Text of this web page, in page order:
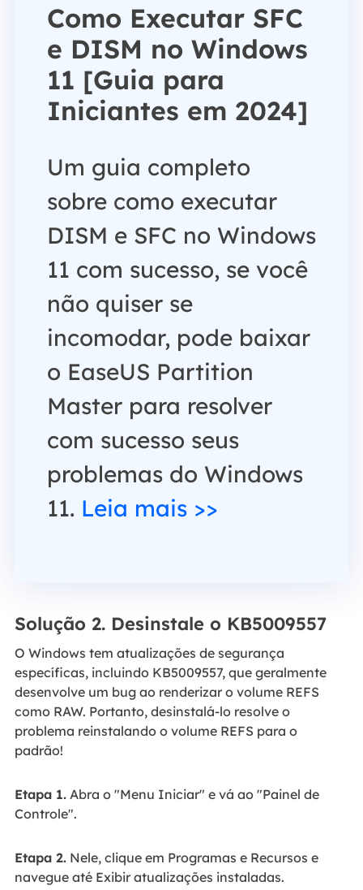
Como Executar SFC
e DISM no Windows
11 [Guia para
Iniciantes em 2024]
Um guia completo
sobre como executar
DISM e SFC no Windows
11 com sucesso, se você
não quiser se
incomodar, pode baixar
o EaseUS Partition
Master para resolver
com sucesso seus
problemas do Windows
11. Leia mais >>
Solução 2. Desinstale o KB5009557
O Windows tem atualizações de segurança
específicas, incluindo KB5009557, que geralmente
desenvolve um bug ao renderizar o volume REFS
como RAW. Portanto, desinstalá-lo resolve o
problema reinstalando o volume REFS para o
padrão!
Etapa 1.Abra o "Menu Iniciar" e vá ao "Painel de
Controle".
Etapa 2.Nele, clique em Programas e Recursos e
navegue até Exibir atualizações instaladas.